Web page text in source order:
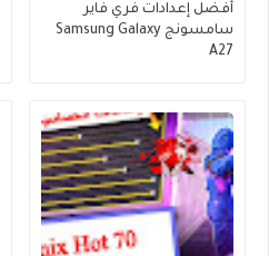
أفضل إعدادات فري فاير
سامسونج Samsung Galaxy
A27